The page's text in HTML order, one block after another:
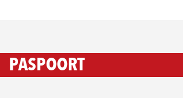
PASPOORT